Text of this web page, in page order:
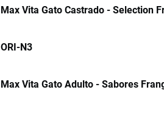
Max Vita Gato Castrado - Selection
ORI-N3
Max Vita Gato Adulto - Sabores